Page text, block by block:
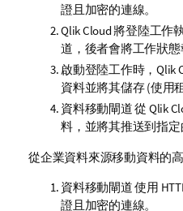
證且加密的連線。
Qlik Cloud將登陸工作
道 ，後者會將工作狀
啟動登陸工作時， Qlik
資料並將其儲存 (使用
資料移動閘道從 Qlik
料，並將其推送到指定
從企業資料來源移動資料的
資料移動閘道使用
證且加密的連線。